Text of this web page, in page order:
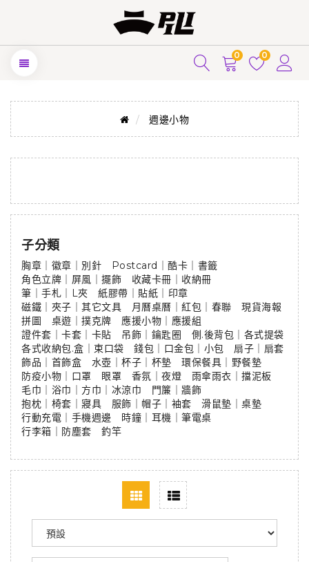
0 0
週邊小物
子分類
胸章｜徽章｜別針
Postcard｜酷卡｜書籤
角色立牌｜屏風｜擺飾
收藏卡冊｜收納冊
筆｜手札｜L夾
紙膠帶｜貼紙｜印章
磁鐵｜夾子｜其它文具
月曆桌曆｜紅包｜春聯
現貨海報
拼圖
桌遊｜撲克牌
應援小物｜應援組
證件套｜卡套｜卡貼
吊飾｜鑰匙圈
側.後背包｜各式提袋
各式收納包.盒｜束口袋
錢包｜口金包｜小包
扇子｜扇套
飾品｜首飾盒
水壺｜杯子｜杯墊
環保餐具｜野餐墊
防疫小物｜口罩
眼罩 香氛｜夜燈
雨傘雨衣｜擋泥板
毛巾｜浴巾｜方巾｜冰涼巾
門簾｜牆飾
抱枕｜椅套｜寢具
服飾｜帽子｜袖套
滑鼠墊｜桌墊
行動充電｜手機週邊
時鐘｜耳機｜筆電桌
行李箱｜防塵套
釣竿